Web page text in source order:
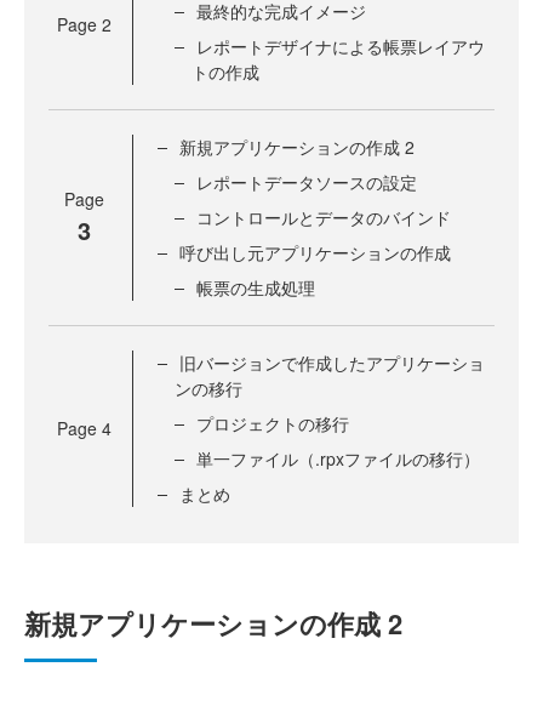
Page 2
最終的な完成イメージ
レポートデザイナによる帳票レイアウ
トの作成
Page
3
新規アプリケーションの作成 2
レポートデータソースの設定
コントロールとデータのバインド
呼び出し元アプリケーションの作成
帳票の生成処理
Page 4
旧バージョンで作成したアプリケーショ
ンの移行
プロジェクトの移行
単一ファイル（.rpxファイルの移行）
まとめ
新規アプリケーションの作成 2